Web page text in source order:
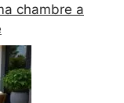
chambre a